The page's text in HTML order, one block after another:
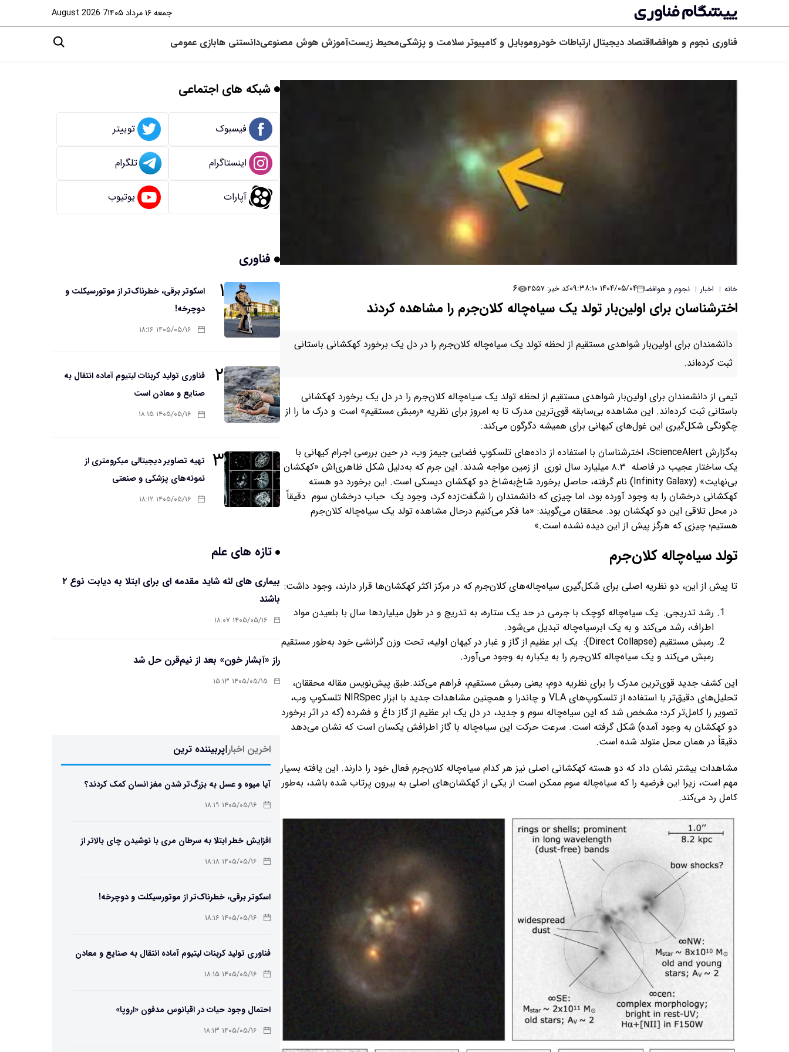
جمعه ۱۶ مرداد ۱۴۰۵ 7 August 2026
فناوری نجوم و هوافضااقتصاد دیجیتال ارتباطات خودروموبایل و کامپیوتر سلامت و پزشکیمحیط زیستآموزش هوش مصنوعیدانستنی هابازی عمومی
خانه | اخبار | نجوم و هوافضا ۱۴۰۴/۰۵/۰۴ ۰۹:۳۸:۱۰ کد خبر: ۴۵۵۷ ۶
اخترشناسان برای اولین‌‌بار تولد یک سیاه‌چاله ‌کلان‌جرم را مشاهده کردند
دانشمندان برای اولین‌بار شواهدی مستقیم از لحظه تولد یک سیاه‌چاله کلان‌جرم را در دل یک برخورد کهکشانی باستانی
ثبت کرده‌اند.
تیمی از دانشمندان برای اولین‌بار شواهدی مستقیم از لحظه تولد یک سیاه‌چاله کلان‌جرم را در دل یک برخورد کهکشانی
باستانی ثبت کرده‌اند. این مشاهده بی‌سابقه قوی‌ترین مدرک تا به امروز برای نظریه «رمبش مستقیم» است و درک ما را از
چگونگی شکل‌گیری این غول‌های کیهانی برای همیشه دگرگون می‌کند.
به‌گزارش ScienceAlert، اخترشناسان با استفاده از داده‌های تلسکوپ فضایی جیمز وب، در حین بررسی اجرام کیهانی با
یک ساختار عجیب در فاصله ۸.۳ میلیارد سال نوری از زمین مواجه شدند. این جرم که به‌دلیل شکل ظاهری‌اش «کهکشان
بی‌نهایت» (Infinity Galaxy) نام گرفته، حاصل برخورد شاخ‌به‌شاخ دو کهکشان دیسکی است. این برخورد دو هسته
کهکشانی درخشان را به وجود آورده بود، اما چیزی که دانشمندان را شگفت‌زده کرد، وجود یک حباب درخشان سوم دقیقاً
در محل تلاقی این دو کهکشان بود. محققان می‌گویند: «ما فکر می‌کنیم درحال مشاهده تولد یک سیاه‌چاله کلان‌جرم
هستیم؛ چیزی که هرگز پیش از این دیده نشده است.»
تولد سیاه‌چاله کلان‌جرم
تا پیش از این، دو نظریه اصلی برای شکل‌گیری سیاه‌چاله‌های کلان‌جرم که در مرکز اکثر کهکشان‌ها قرار دارند، وجود داشت:
رشد تدریجی: یک سیاه‌چاله کوچک با جرمی در حد یک ستاره، به تدریج و در طول میلیاردها سال با بلعیدن مواد
اطراف، رشد می‌کند و به یک ابرسیاه‌چاله تبدیل می‌شود.
رمبش مستقیم (Direct Collapse): یک ابر عظیم از گاز و غبار در کیهان اولیه، تحت وزن گرانشی خود به‌طور مستقیم
رمبش می‌کند و یک سیاه‌چاله کلان‌جرم را به یکباره به وجود می‌آورد.
این کشف جدید قوی‌ترین مدرک را برای نظریه دوم، یعنی رمبش مستقیم، فراهم می‌کند.طبق پیش‌نویس مقاله محققان،
تحلیل‌های دقیق‌تر با استفاده از تلسکوپ‌های VLA و چاندرا و همچنین مشاهدات جدید با ابزار NIRSpec تلسکوپ وب،
تصویر را کامل‌تر کرد؛ مشخص شد که این سیاه‌چاله سوم و جدید، در دل یک ابر عظیم از گاز داغ و فشرده (که در اثر برخورد
دو کهکشان به وجود آمده) شکل گرفته است. سرعت حرکت این سیاه‌چاله با گاز اطرافش یکسان است که نشان می‌دهد
دقیقاً در همان محل متولد شده است.
مشاهدات بیشتر نشان داد که دو هسته کهکشانی اصلی نیز هر کدام سیاه‌چاله کلان‌جرم فعال خود را دارند. این یافته بسیار
مهم است، زیرا این فرضیه را که سیاه‌چاله سوم ممکن است از یکی از کهکشان‌های اصلی به بیرون پرتاب شده باشد، به‌طور
کامل رد می‌کند.
شبکه های اجتماعی
فیسبوک توییتر
اینستاگرام تلگرام
آپارات یوتیوب
فناوری
۱
اسکوتر برقی، خطرناک‌تر از موتورسیکلت و
دوچرخه!
۱۴۰۵/۰۵/۱۶ ۱۸:۱۶
۲
فناوری تولید کربنات لیتیوم آماده انتقال به
صنایع و معادن است
۱۴۰۵/۰۵/۱۶ ۱۸:۱۵
۳
تهیه تصاویر دیجیتالی میکرومتری از
نمونه‌های پزشکی و صنعتی
۱۴۰۵/۰۵/۱۶ ۱۸:۱۲
تازه های علم
بیماری های لثه شاید مقدمه ای برای ابتلا به دیابت نوع ۲
باشند
۱۴۰۵/۰۵/۱۶ ۱۸:۰۷
راز «آبشار خون» بعد از نیم‌قرن حل شد
۱۴۰۵/۰۵/۱۵ ۱۵:۱۳
اخرین اخبار|پربیننده ترین
آیا میوه و عسل به بزرگ‌تر شدن مغز انسان کمک کردند؟
۱۴۰۵/۰۵/۱۶ ۱۸:۱۹
افزایش خطر ابتلا به سرطان مری با نوشیدن چای بالاتر از
دمای ۶۵ درجه۱۴۰۵/۰۵/۱۶ ۱۸:۱۸
اسکوتر برقی، خطرناک‌تر از موتورسیکلت و دوچرخه!
۱۴۰۵/۰۵/۱۶ ۱۸:۱۶
فناوری تولید کربنات لیتیوم آماده انتقال به صنایع و معادن
است۱۴۰۵/۰۵/۱۶ ۱۸:۱۵
احتمال وجود حیات در اقیانوس مدفون «اروپا»
۱۴۰۵/۰۵/۱۶ ۱۸:۱۳